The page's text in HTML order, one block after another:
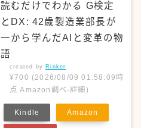
読むだけでわかる G検定
とDX: 42歳製造業部長が
一から学んだAIと変革の物
語
created by Rinker
¥700 (2026/08/09 01:58:09時
点 Amazon調べ-詳細)
Kindle Amazon